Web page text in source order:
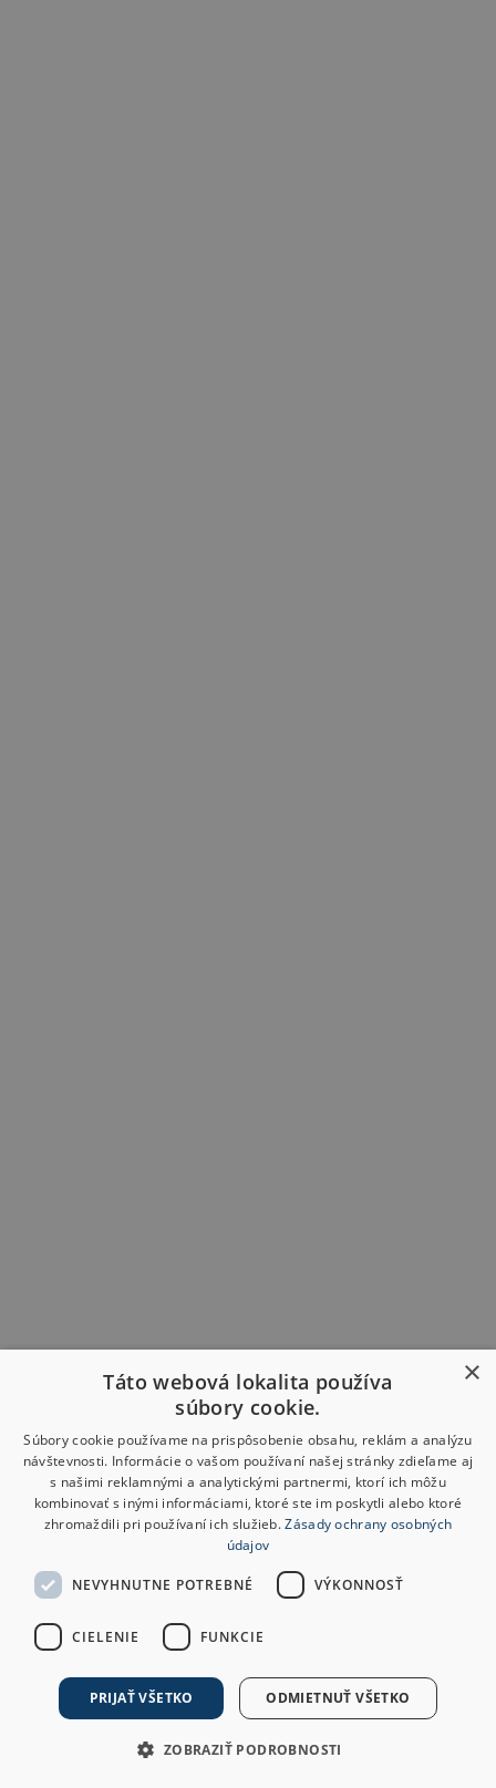
×
Táto webová lokalita používa
súbory cookie.
Súbory cookie používame na prispôsobenie obsahu, reklám a analýzu
návštevnosti. Informácie o vašom používaní našej stránky zdieľame aj
s našimi reklamnými a analytickými partnermi, ktorí ich môžu
kombinovať s inými informáciami, ktoré ste im poskytli alebo ktoré
zhromaždili pri používaní ich služieb.Zásady ochrany osobných
údajov
NEVYHNUTNE POTREBNÉ VÝKONNOSŤ
CIELENIE FUNKCIE
PRIJAŤ VŠETKO ODMIETNUŤ VŠETKO
ZOBRAZIŤ PODROBNOSTI